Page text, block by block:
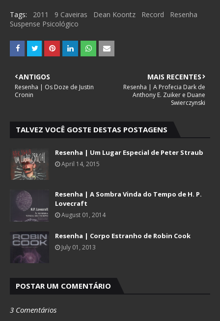
Tags: 2011 9 Caveiras Dean Koontz Record
Resenha
Suspense Psicológico
MAIS RECENTES
Resenha | A Profecia Dark de
Anthony E. Zuiker e Duane
Swierczynski
ANTIGOS
Resenha | Os Doze de Justin
Cronin
TALVEZ VOCÊ GOSTE DESTAS POSTAGENS
Resenha | Um Lugar Especial de Peter Straub
April 14, 2015
Resenha | A Sombra Vinda do Tempo de H. P.
Lovecraft
August 01, 2014
Resenha | Corpo Estranho de Robin Cook
July 01, 2013
POSTAR UM COMENTÁRIO
3 Comentários